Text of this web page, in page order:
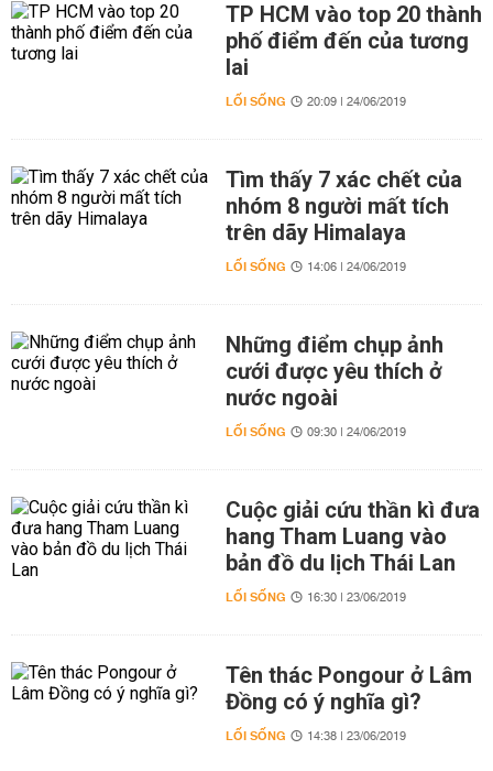
TP HCM vào top 20 thành
phố điểm đến của tương
lai
LỐI SỐNG 20:09 | 24/06/2019
Tìm thấy 7 xác chết của
nhóm 8 người mất tích
trên dãy Himalaya
LỐI SỐNG 14:06 | 24/06/2019
Những điểm chụp ảnh
cưới được yêu thích ở
nước ngoài
LỐI SỐNG 09:30 | 24/06/2019
Cuộc giải cứu thần kì đưa
hang Tham Luang vào
bản đồ du lịch Thái Lan
LỐI SỐNG 16:30 | 23/06/2019
Tên thác Pongour ở Lâm
Đồng có ý nghĩa gì?
LỐI SỐNG 14:38 | 23/06/2019